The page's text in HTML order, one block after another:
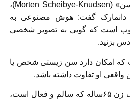
دکتر «مورتن شی‌بای نودسن» (Morten Scheibye-Knudsen)،
دانمارک گفت: هوش مصنوعی به
است که گویی به تصویر شخصی
بزنید.
که امکان دارد سن زیستی شخص یا
او تفاوت داشته باشد.
برای مثال، ممکن است یک زن ۶۵ساله که سالم و فعال است،